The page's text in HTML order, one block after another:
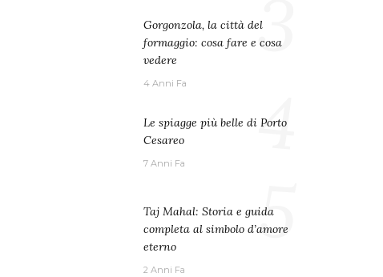
Gorgonzola, la città del
formaggio: cosa fare e cosa
vedere
4 Anni Fa
3
Le spiagge più belle di Porto
Cesareo
7 Anni Fa 4
Taj Mahal: Storia e guida
completa al simbolo d’amore
eterno
2 Anni Fa
5